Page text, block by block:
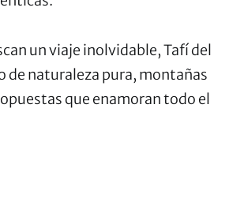
un viaje inolvidable, Tafí del
de naturaleza pura, montañas
que enamoran todo el